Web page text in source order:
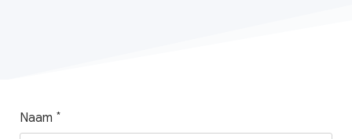
Naam *